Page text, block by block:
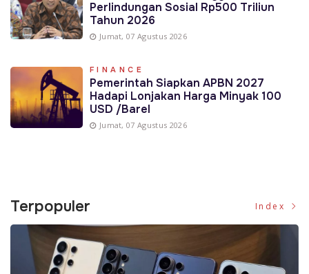
Perlindungan Sosial Rp500 Triliun
Tahun 2026
Jumat, 07 Agustus 2026
FINANCE
Pemerintah Siapkan APBN 2027
Hadapi Lonjakan Harga Minyak 100
USD /Barel
Jumat, 07 Agustus 2026
Terpopuler Index